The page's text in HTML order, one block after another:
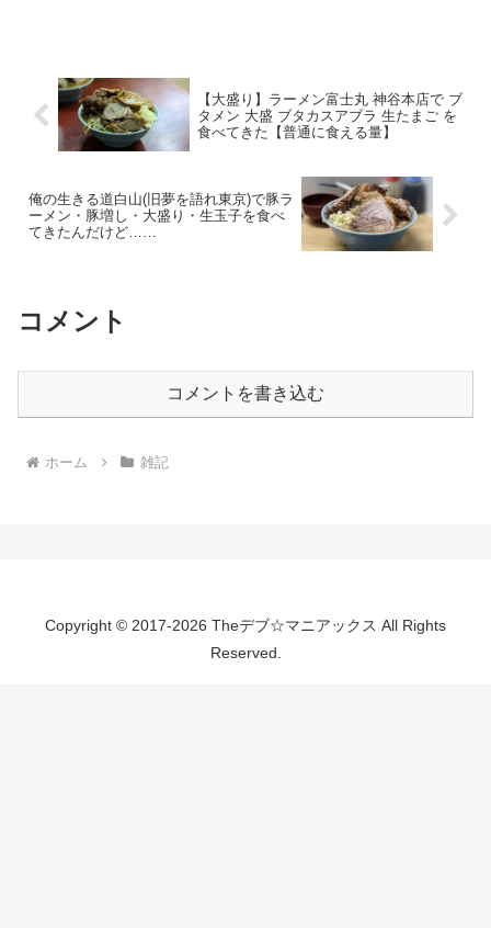
【大盛り】ラーメン富士丸 神谷本店で ブ
タメン 大盛 ブタカスアブラ 生たまご を
食べてきた【普通に食える量】
俺の生きる道白山(旧夢を語れ東京)で豚ラ
ーメン・豚増し・大盛り・生玉子を食べ
てきたんだけど……
コメント
コメントを書き込む
ホーム 雑記
Copyright © 2017-2026 Theデブ☆マニアックス All Rights
Reserved.